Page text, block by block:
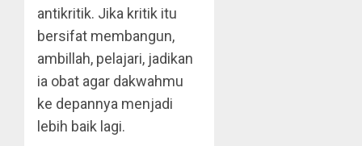
antikritik. Jika kritik itu
bersifat membangun,
ambillah, pelajari, jadikan
ia obat agar dakwahmu
ke depannya menjadi
lebih baik lagi.